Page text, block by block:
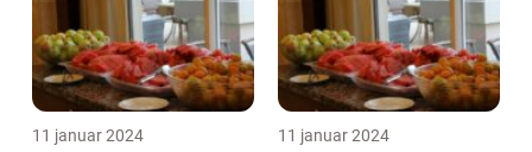
11 januar 2024 11 januar 2024